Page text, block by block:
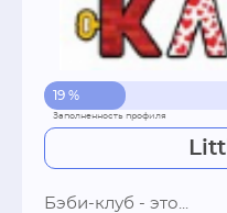
19 %
Бэби-клуб - это...